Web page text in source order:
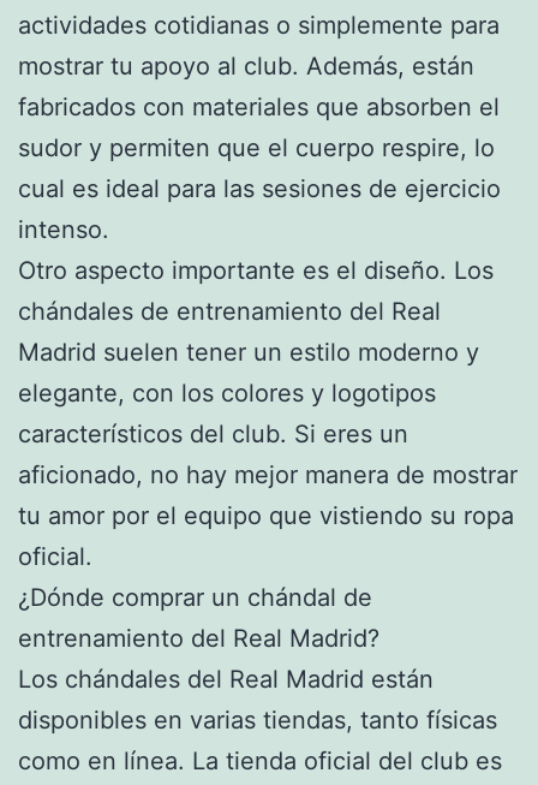
actividades cotidianas o simplemente para
mostrar tu apoyo al club. Además, están
fabricados con materiales que absorben el
sudor y permiten que el cuerpo respire, lo
cual es ideal para las sesiones de ejercicio
intenso.
Otro aspecto importante es el diseño. Los
chándales de entrenamiento del Real
Madrid suelen tener un estilo moderno y
elegante, con los colores y logotipos
característicos del club. Si eres un
aficionado, no hay mejor manera de mostrar
tu amor por el equipo que vistiendo su ropa
oficial.
¿Dónde comprar un chándal de
entrenamiento del Real Madrid?
Los chándales del Real Madrid están
disponibles en varias tiendas, tanto físicas
como en línea. La tienda oficial del club es